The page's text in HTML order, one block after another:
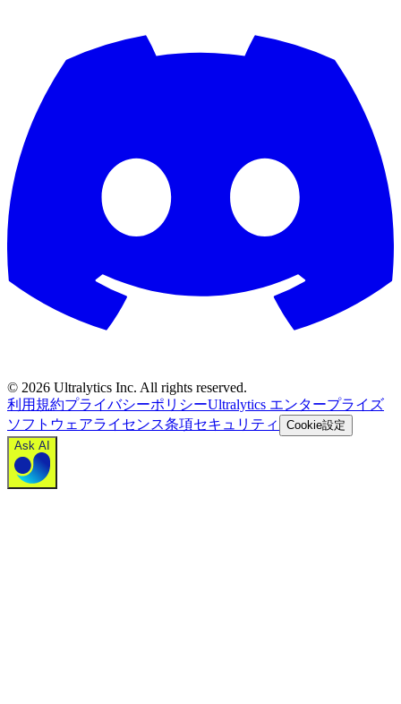
© 2026 Ultralytics Inc. All rights reserved.
利用規約プライバシーポリシーUltralytics エンタープライズ
ソフトウェアライセンス条項セキュリティ
Cookie設定
Ask AI